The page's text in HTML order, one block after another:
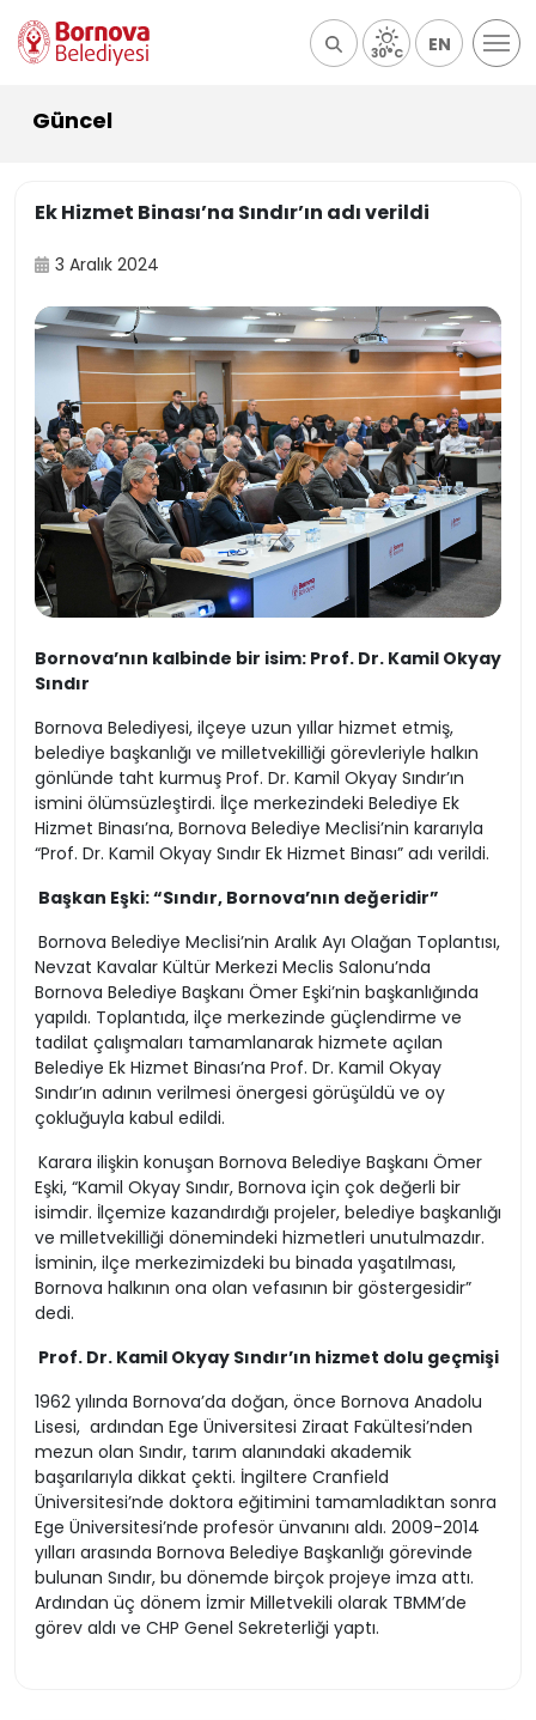
30°C EN
Güncel
Ek Hizmet Binası’na Sındır’ın adı verildi
3 Aralık 2024
Bornova’nın kalbinde bir isim: Prof. Dr. Kamil Okyay
Sındır
Bornova Belediyesi, ilçeye uzun yıllar hizmet etmiş,
belediye başkanlığı ve milletvekilliği görevleriyle halkın
gönlünde taht kurmuş Prof. Dr. Kamil Okyay Sındır’ın
ismini ölümsüzleştirdi. İlçe merkezindeki Belediye Ek
Hizmet Binası’na, Bornova Belediye Meclisi’nin kararıyla
“Prof. Dr. Kamil Okyay Sındır Ek Hizmet Binası” adı verildi.
Başkan Eşki: “Sındır, Bornova’nın değeridir”
Bornova Belediye Meclisi’nin Aralık Ayı Olağan Toplantısı,
Nevzat Kavalar Kültür Merkezi Meclis Salonu’nda
Bornova Belediye Başkanı Ömer Eşki’nin başkanlığında
yapıldı. Toplantıda, ilçe merkezinde güçlendirme ve
tadilat çalışmaları tamamlanarak hizmete açılan
Belediye Ek Hizmet Binası’na Prof. Dr. Kamil Okyay
Sındır’ın adının verilmesi önergesi görüşüldü ve oy
çokluğuyla kabul edildi.
Karara ilişkin konuşan Bornova Belediye Başkanı Ömer
Eşki, “Kamil Okyay Sındır, Bornova için çok değerli bir
isimdir. İlçemize kazandırdığı projeler, belediye başkanlığı
ve milletvekilliği dönemindeki hizmetleri unutulmazdır.
İsminin, ilçe merkezimizdeki bu binada yaşatılması,
Bornova halkının ona olan vefasının bir göstergesidir”
dedi.
Prof. Dr. Kamil Okyay Sındır’ın hizmet dolu geçmişi
1962 yılında Bornova’da doğan, önce Bornova Anadolu
Lisesi, ardından Ege Üniversitesi Ziraat Fakültesi’nden
mezun olan Sındır, tarım alanındaki akademik
başarılarıyla dikkat çekti. İngiltere Cranfield
Üniversitesi’nde doktora eğitimini tamamladıktan sonra
Ege Üniversitesi’nde profesör ünvanını aldı. 2009-2014
yılları arasında Bornova Belediye Başkanlığı görevinde
bulunan Sındır, bu dönemde birçok projeye imza attı.
Ardından üç dönem İzmir Milletvekili olarak TBMM’de
görev aldı ve CHP Genel Sekreterliği yaptı.